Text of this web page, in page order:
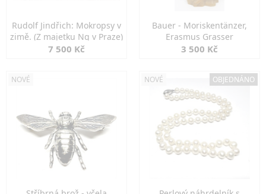
Rudolf Jindřich: Mokropsy v
zimě. (Z majetku Ng v Praze)
7 500 Kč
Bauer - Moriskentänzer,
Erasmus Grasser
3 500 Kč
NOVÉ NOVÉ OBJEDNÁNO